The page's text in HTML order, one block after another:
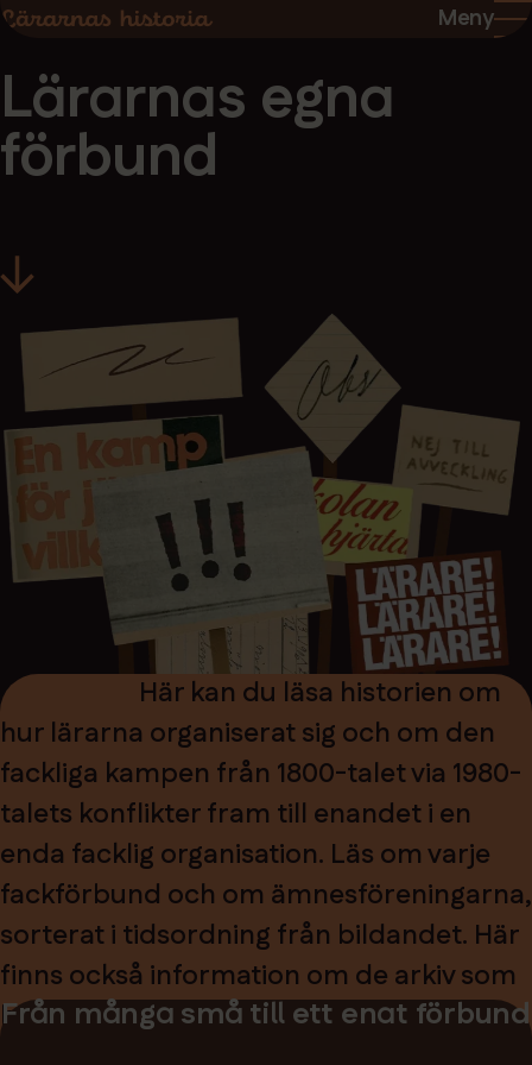
Hoppa
sidans
innehåll
Hoppa
sidans
huvudnavigering
Meny
Lärarnas egna
förbund
Här kan du läsa historien om
hur lärarna organiserat sig och om den
fackliga kampen från 1800-talet via 1980-
talets konflikter fram till enandet i en
enda facklig organisation. Läs om varje
fackförbund och om ämnesföreningarna,
sorterat i tidsordning från bildandet. Här
finns också information om de arkiv som
bevarar organisationernas dokument.
Från många små till ett enat förbund